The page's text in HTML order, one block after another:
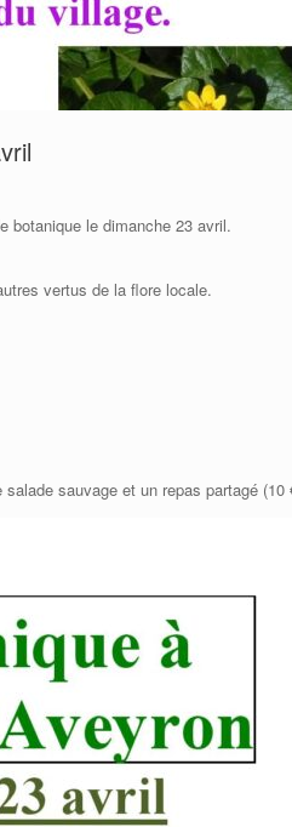
botanique le dimanche 23 avril.
vertus de la flore locale.
sauvage et un repas partagé